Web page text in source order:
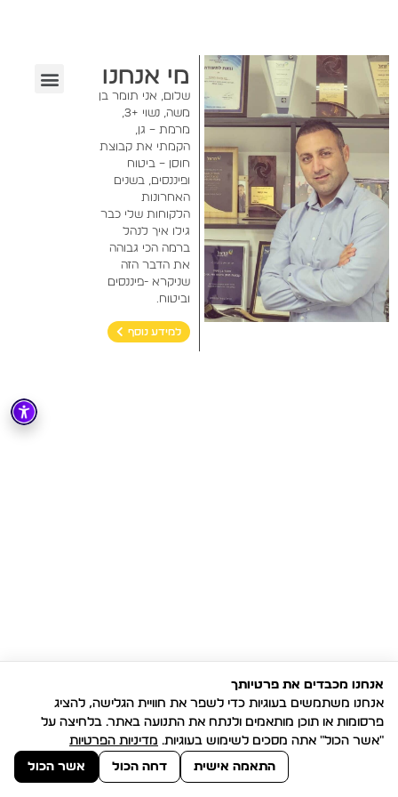
מי אנחנו
שלום, אני תומר בן
משה, נשוי +3,
מרמת – גן,
הקמתי את קבוצת
חוסן – ביטוח
ופיננסים, בשנים
האחרונות
הלקוחות שלי כבר
גילו איך לנהל
ברמה הכי גבוהה
את הדבר הזה
שניקרא -פיננסים
וביטוח.
למידע נוסף
אנחנו מכבדים את פרטיותך
אנחנו משתמשים בעוגיות כדי לשפר את חוויית הגלישה, להציג
פרסומות או תוכן מותאמים ולנתח את התנועה באתר. בלחיצה על
"אשר הכול" אתה מסכים לשימוש בעוגיות. מדיניות הפרטיות
התאמה אישית דחה הכול אשר הכול